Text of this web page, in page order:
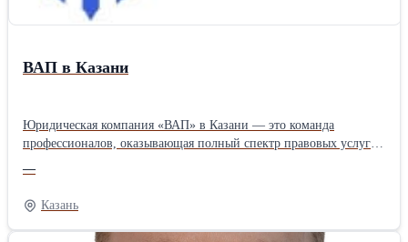
ВАП в Казани
Юридическая компания «ВАП» в Казани — это команда
профессионалов, оказывающая полный спектр правовых услуг
проблемы возникают внезапно и требуют немедленного
реагирования, поэтому главный принцип нашей работы —
оперативность и индивидуальный подход к каждому клиенту.
Своевременное обращение к нам экономит ваше время и деньги,
—
Казань